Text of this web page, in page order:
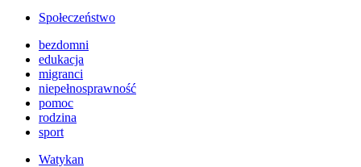
Społeczeństwo
bezdomni
edukacja
migranci
niepełnosprawność
pomoc
rodzina
sport
Watykan